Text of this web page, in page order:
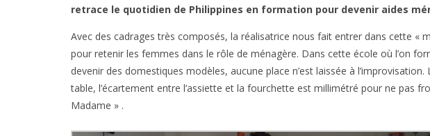
retrace le quotidien de Philippines en formation pour devenir aides
Avec des cadrages très composés, la réalisatrice nous fait entrer dans cette «
pour retenir les femmes dans le rôle de ménagère. Dans cette école où l’on
devenir des domestiques modèles, aucune place n’est laissée à l’improvisation.
table, l’écartement entre l’assiette et la fourchette est millimétré pour ne pas
Madame » .